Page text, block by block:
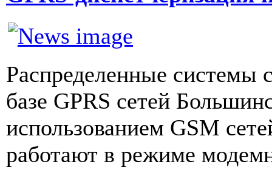
Распределенные системы
базе GPRS сетей
использованием GSM
работают в режиме